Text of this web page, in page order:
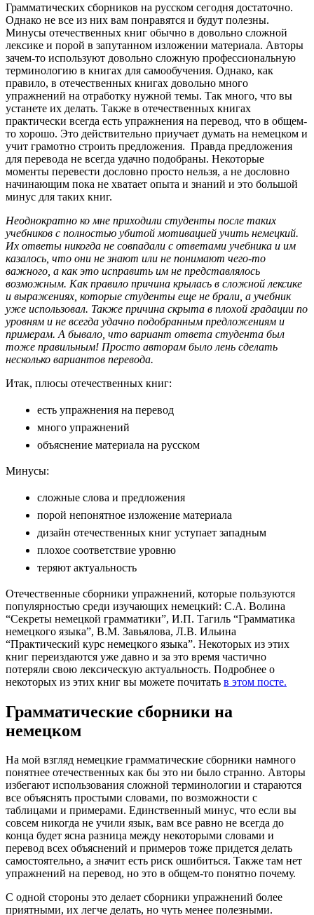
Грамматических сборников на русском сегодня достаточно.
Однако не все из них вам понравятся и будут полезны.
Минусы отечественных книг обычно в довольно сложной
лексике и порой в запутанном изложении материала. Авторы
зачем-то используют довольно сложную профессиональную
терминологию в книгах для самообучения. Однако, как
правило, в отечественных книгах довольно много
упражнений на отработку нужной темы. Так много, что вы
устанете их делать. Также в отечественных книгах
практически всегда есть упражнения на перевод, что в общем-
то хорошо. Это действительно приучает думать на немецком и
учит грамотно строить предложения. Правда предложения
для перевода не всегда удачно подобраны. Некоторые
моменты перевести дословно просто нельзя, а не дословно
начинающим пока не хватает опыта и знаний и это большой
минус для таких книг.
Неоднократно ко мне приходили студенты после таких
учебников с полностью убитой мотивацией учить немецкий.
Их ответы никогда не совпадали с ответами учебника и им
казалось, что они не знают или не понимают чего-то
важного, а как это исправить им не представлялось
возможным. Как правило причина крылась в сложной лексике
и выражениях, которые студенты еще не брали, а учебник
уже использовал. Также причина скрыта в плохой градации по
уровням и не всегда удачно подобранным предложениям и
примерам. А бывало, что вариант ответа студента был
тоже правильным! Просто авторам было лень сделать
несколько вариантов перевода.
Итак, плюсы отечественных книг:
есть упражнения на перевод
много упражнений
объяснение материала на русском
Минусы:
сложные слова и предложения
порой непонятное изложение материала
дизайн отечественных книг уступает западным
плохое соответствие уровню
теряют актуальность
Отечественные сборники упражнений, которые пользуются
популярностью среди изучающих немецкий: С.А. Волина
“Секреты немецкой грамматики”, И.П. Тагиль “Грамматика
немецкого языка”, В.М. Завьялова, Л.В. Ильина
“Практический курс немецкого языка”. Некоторых из этих
книг переиздаются уже давно и за это время частично
потеряли свою лексическую актуальность. Подробнее о
некоторых из этих книг вы можете почитать в этом посте.
Грамматические сборники на
немецком
На мой взгляд немецкие грамматические сборники намного
понятнее отечественных как бы это ни было странно. Авторы
избегают использования сложной терминологии и стараются
все объяснять простыми словами, по возможности с
таблицами и примерами. Единственный минус, что если вы
совсем никогда не учили язык, вам все равно не всегда до
конца будет ясна разница между некоторыми словами и
перевод всех объяснений и примеров тоже придется делать
самостоятельно, а значит есть риск ошибиться. Также там нет
упражнений на перевод, но это в общем-то понятно почему.
С одной стороны это делает сборники упражнений более
приятными, их легче делать, но чуть менее полезными.